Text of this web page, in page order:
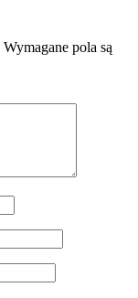
Wymagane pola są